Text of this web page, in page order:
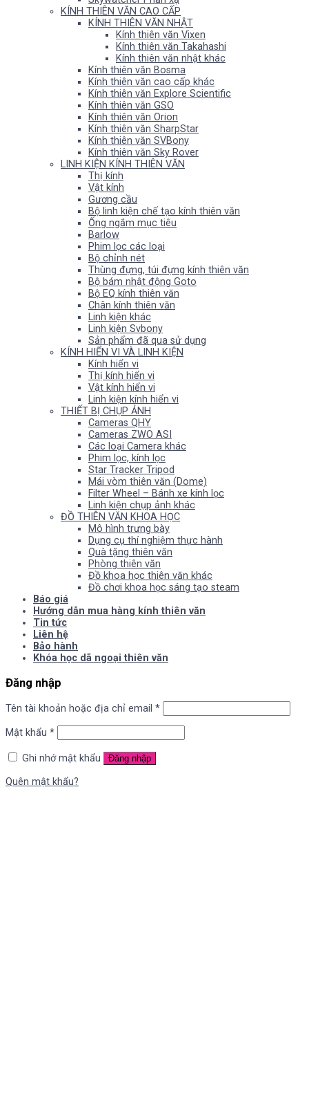
KÍNH THIÊN VĂN CAO CẤP
KÍNH THIÊN VĂN NHẬT
Kính thiên văn Vixen
Kính thiên văn Takahashi
Kính thiên văn nhật khác
Kính thiên văn Bosma
Kính thiên văn cao cấp khác
Kính thiên văn Explore Scientific
Kính thiên văn GSO
Kính thiên văn Orion
Kính thiên văn SharpStar
Kính thiên văn SVBony
Kính thiên văn Sky Rover
LINH KIỆN KÍNH THIÊN VĂN
Thị kính
Vật kính
Gương cầu
Bộ linh kiện chế tạo kính thiên văn
Ống ngắm mục tiêu
Barlow
Phim lọc các loại
Bộ chỉnh nét
Thùng đựng, túi đựng kính thiên văn
Bộ bám nhật động Goto
Bộ EQ kính thiên văn
Chân kính thiên văn
Linh kiện khác
Linh kiện Svbony
Sản phẩm đã qua sử dụng
KÍNH HIỂN VI VÀ LINH KIỆN
Kính hiển vi
Thị kính hiển vi
Vật kính hiển vi
Linh kiện kính hiển vi
THIẾT BỊ CHỤP ẢNH
Cameras QHY
Cameras ZWO ASI
Các loại Camera khác
Phim lọc, kính lọc
Star Tracker Tripod
Mái vòm thiên văn (Dome)
Filter Wheel – Bánh xe kính lọc
Linh kiện chụp ảnh khác
ĐỒ THIÊN VĂN KHOA HỌC
Mô hình trưng bày
Dụng cụ thí nghiệm thực hành
Quà tặng thiên văn
Phòng thiên văn
Đồ khoa học thiên văn khác
Đồ chơi khoa học sáng tạo steam
Báo giá
Hướng dẫn mua hàng kính thiên văn
Tin tức
Liên hệ
Bảo hành
Khóa học dã ngoại thiên văn
Đăng nhập
Tên tài khoản hoặc địa chỉ email *
Mật khẩu *
Ghi nhớ mật khẩu Đăng nhập
Quên mật khẩu?